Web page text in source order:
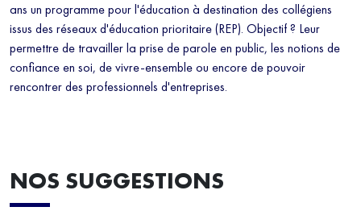
ans un programme pour l'éducation à destination des collégiens
issus des réseaux d'éducation prioritaire (REP). Objectif ? Leur
permettre de travailler la prise de parole en public, les notions de
confiance en soi, de vivre-ensemble ou encore de pouvoir
rencontrer des professionnels d'entreprises.
NOS SUGGESTIONS